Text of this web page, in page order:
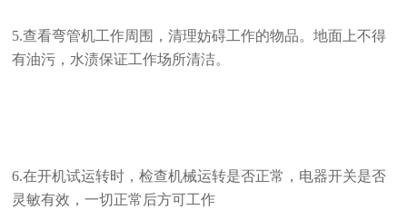
5.查看弯管机工作周围，清理妨碍工作的物品。地面上不得
有油污，水渍保证工作场所清洁。
6.在开机试运转时，检查机械运转是否正常，电器开关是否
灵敏有效，一切正常后方可工作